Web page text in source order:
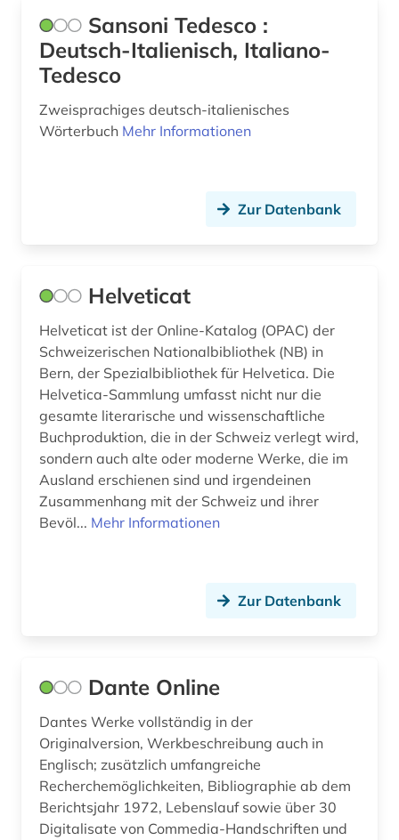
Sansoni Tedesco :
Deutsch-Italienisch, Italiano-
Tedesco
Zweisprachiges deutsch-italienisches
Wörterbuch Mehr Informationen
Zur Datenbank
Helveticat
Helveticat ist der Online-Katalog (OPAC) der
Schweizerischen Nationalbibliothek (NB) in
Bern, der Spezialbibliothek für Helvetica. Die
Helvetica-Sammlung umfasst nicht nur die
gesamte literarische und wissenschaftliche
Buchproduktion, die in der Schweiz verlegt wird,
sondern auch alte oder moderne Werke, die im
Ausland erschienen sind und irgendeinen
Zusammenhang mit der Schweiz und ihrer
Bevöl... Mehr Informationen
Zur Datenbank
Dante Online
Dantes Werke vollständig in der
Originalversion, Werkbeschreibung auch in
Englisch; zusätzlich umfangreiche
Recherchemöglichkeiten, Bibliographie ab dem
Berichtsjahr 1972, Lebenslauf sowie über 30
Digitalisate von Commedia-Handschriften und